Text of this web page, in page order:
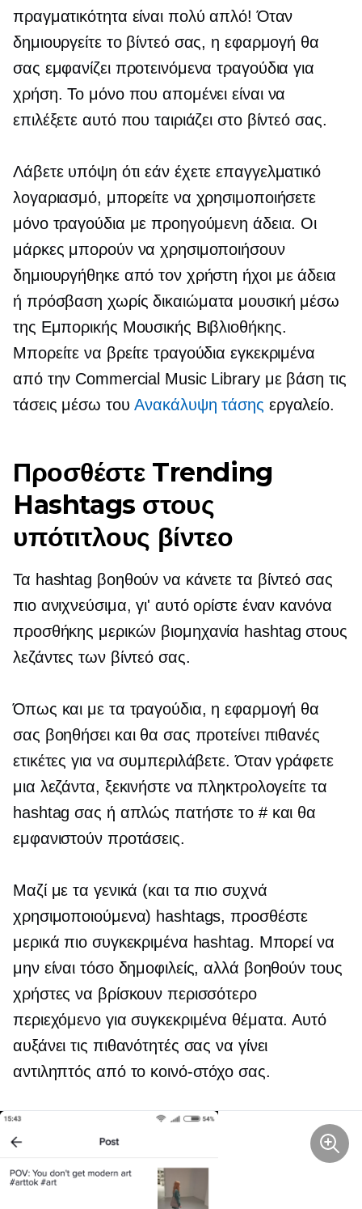
πραγματικότητα είναι πολύ απλό! Όταν
δημιουργείτε το βίντεό σας, η εφαρμογή θα
σας εμφανίζει προτεινόμενα τραγούδια για
χρήση. Το μόνο που απομένει είναι να
επιλέξετε αυτό που ταιριάζει στο βίντεό σας.
Λάβετε υπόψη ότι εάν έχετε επαγγελματικό
λογαριασμό, μπορείτε να χρησιμοποιήσετε
μόνο τραγούδια με προηγούμενη άδεια. Οι
μάρκες μπορούν να χρησιμοποιήσουν
δημιουργήθηκε από τον χρήστη ήχοι με άδεια
ή πρόσβαση χωρίς δικαιώματα μουσική μέσω
της Εμπορικής Μουσικής Βιβλιοθήκης.
Μπορείτε να βρείτε τραγούδια εγκεκριμένα
από την Commercial Music Library με βάση τις
τάσεις μέσω τουΑνακάλυψη τάσης εργαλείο.
Προσθέστε Trending
Hashtags στους
υπότιτλους βίντεο
Τα hashtag βοηθούν να κάνετε τα βίντεό σας
πιο ανιχνεύσιμα, γι' αυτό ορίστε έναν κανόνα
προσθήκης μερικών βιομηχανία hashtag στους
λεζάντες των βίντεό σας.
Όπως και με τα τραγούδια, η εφαρμογή θα
σας βοηθήσει και θα σας προτείνει πιθανές
ετικέτες για να συμπεριλάβετε. Όταν γράφετε
μια λεζάντα, ξεκινήστε να πληκτρολογείτε τα
hashtag σας ή απλώς πατήστε το # και θα
εμφανιστούν προτάσεις.
Μαζί με τα γενικά (και τα πιο συχνά
χρησιμοποιούμενα) hashtags, προσθέστε
μερικά πιο συγκεκριμένα hashtag. Μπορεί να
μην είναι τόσο δημοφιλείς, αλλά βοηθούν τους
χρήστες να βρίσκουν περισσότερο
περιεχόμενο για συγκεκριμένα θέματα. Αυτό
αυξάνει τις πιθανότητές σας να γίνει
αντιληπτός από το κοινό-στόχο σας.